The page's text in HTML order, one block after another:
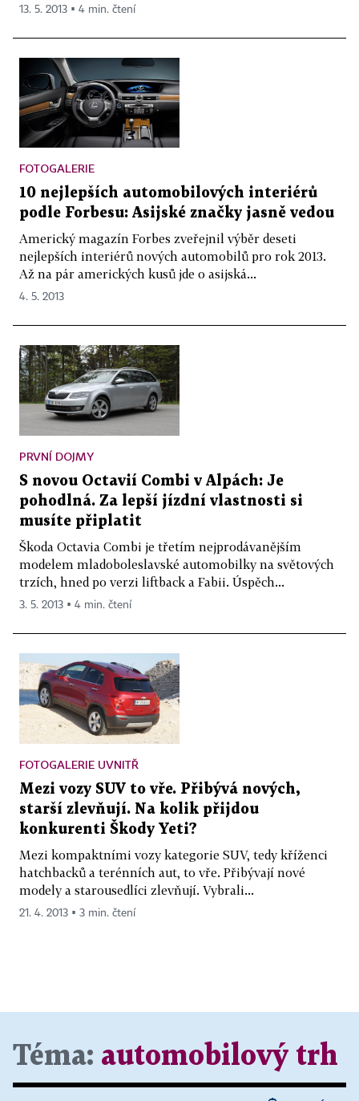
13. 5. 2013 ▪ 4 min. čtení
FOTOGALERIE
10 nejlepších automobilových interiérů
podle Forbesu: Asijské značky jasně vedou
Americký magazín Forbes zveřejnil výběr deseti
nejlepších interiérů nových automobilů pro rok 2013.
Až na pár amerických kusů jde o asijská...
4. 5. 2013
PRVNÍ DOJMY
S novou Octavií Combi v Alpách: Je
pohodlná. Za lepší jízdní vlastnosti si
musíte připlatit
Škoda Octavia Combi je třetím nejprodávanějším
modelem mladoboleslavské automobilky na světových
trzích, hned po verzi liftback a Fabii. Úspěch...
3. 5. 2013 ▪ 4 min. čtení
FOTOGALERIE UVNITŘ
Mezi vozy SUV to vře. Přibývá nových,
starší zlevňují. Na kolik přijdou
konkurenti Škody Yeti?
Mezi kompaktními vozy kategorie SUV, tedy kříženci
hatchbacků a terénních aut, to vře. Přibývají nové
modely a starousedlíci zlevňují. Vybrali...
21. 4. 2013 ▪ 3 min. čtení
Téma: automobilový trh